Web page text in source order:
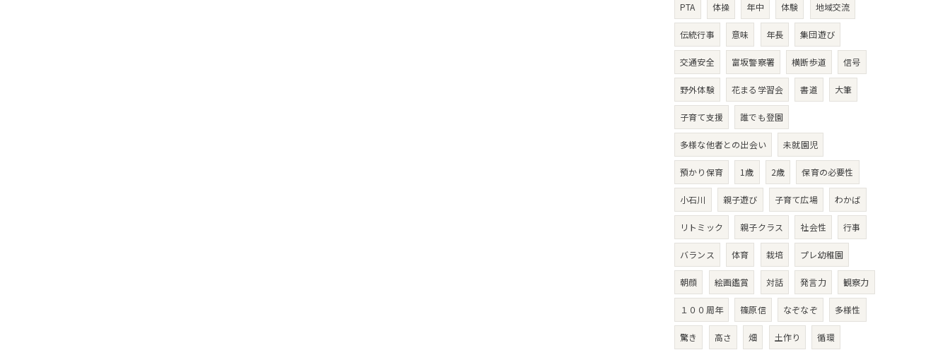
PTA 体操 年中 体験 地域交流
伝統行事 意味 年長 集団遊び
交通安全 富坂警察署 横断歩道 信号
野外体験 花まる学習会 書道 大筆
子育て支援 誰でも登園
多様な他者との出会い 未就園児
預かり保育 1歳 2歳 保育の必要性
小石川 親子遊び 子育て広場 わかば
リトミック 親子クラス 社会性 行事
バランス 体育 栽培 プレ幼稚園
朝顔 絵画鑑賞 対話 発言力 観察力
１００周年 篠原信 なぞなぞ 多様性
驚き 高さ 畑 土作り 循環